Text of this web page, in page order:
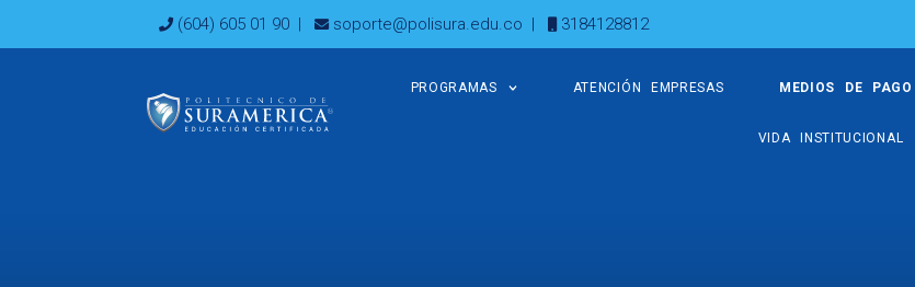
(604) 605 01 90 | soporte@polisura.edu.co | 3184128812
PROGRAMAS ATENCIÓN EMPRESAS MEDIOS DE PAGO
VIDA INSTITUCIONAL